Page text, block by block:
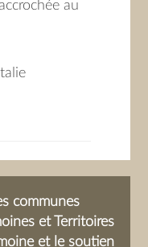
au
communes
et Territoires
et le soutien